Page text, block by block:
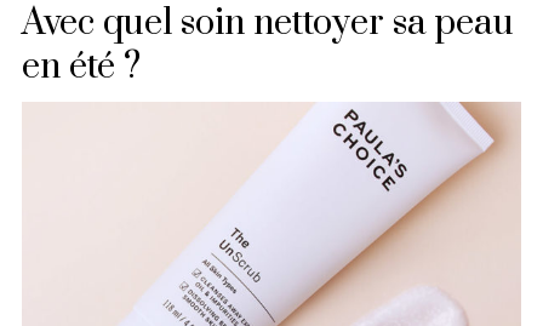
Avec quel soin nettoyer sa peau
en été ?